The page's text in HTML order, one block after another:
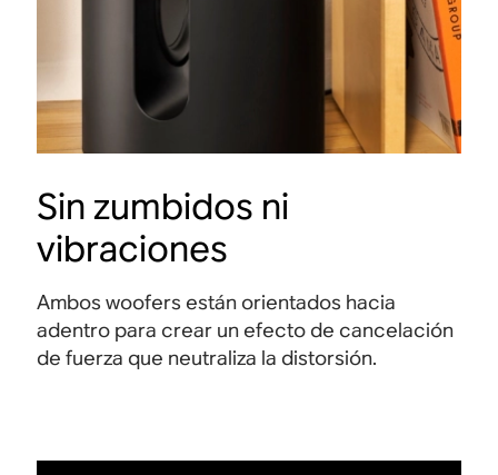
Sin zumbidos ni
vibraciones
Ambos woofers están orientados hacia
adentro para crear un efecto de cancelación
de fuerza que neutraliza la distorsión.